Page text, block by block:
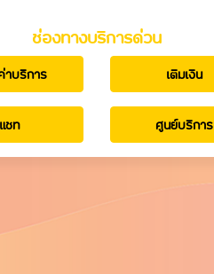
ช่องทางบริการด่วน
าบริการ เติมเงิน
แชท ศูนย์บริการ